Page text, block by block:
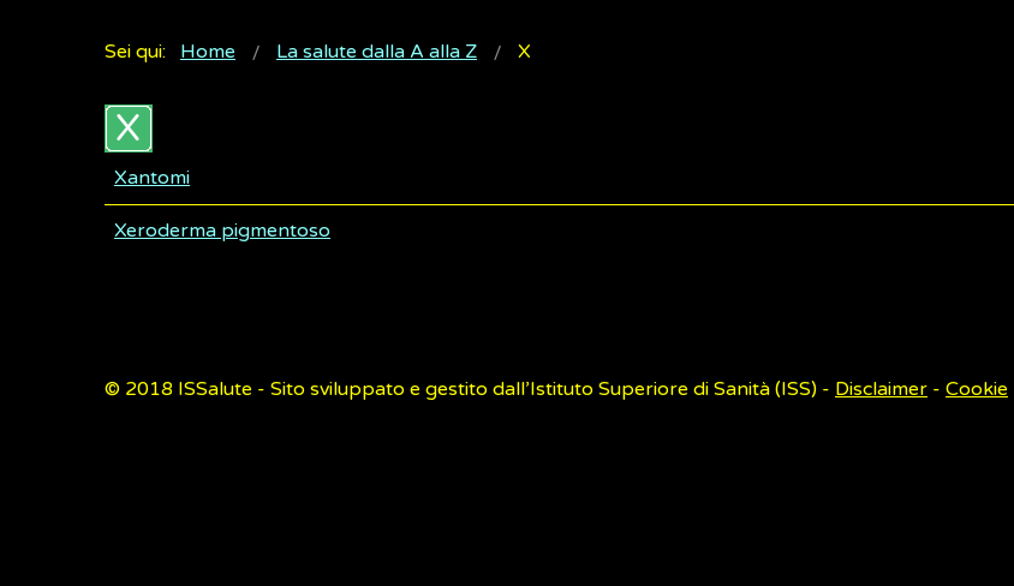
Sei qui: Home La salute dalla A alla Z X
Xantomi
Xeroderma pigmentoso
© 2018 ISSalute - Sito sviluppato e gestito dall’Istituto Superiore di Sanità (ISS) - Disclaimer - Cookie